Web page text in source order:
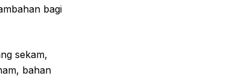
bagi
sekam,
bahan